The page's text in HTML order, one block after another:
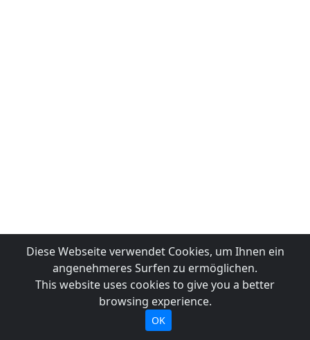
Diese Webseite verwendet Cookies, um Ihnen ein
angenehmeres Surfen zu ermöglichen.
This website uses cookies to give you a better
browsing experience.
OK